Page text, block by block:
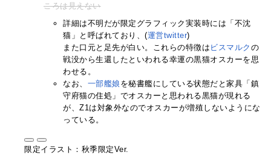
ころは見えない
詳細は不明だが限定グラフィック実装時には「不沈
猫」と呼ばれており、(運営twitter)
また口元と足先が白い。これらの特徴は ビスマルク の
戦没から生還したといわれる幸運の黒猫オスカーを思
わせる。
なお、 一部艦娘 を秘書艦にしている状態だと家具「鎮
守府猫の住処」でオスカーと思われる黒猫が現れる
が、Z1は対象外なのでオスカーが増殖しないようにな
っている。
限定イラスト：秋季限定Ver.